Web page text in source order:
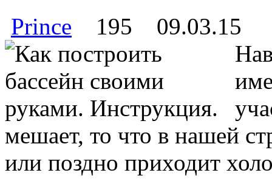
Prince 195
09.03.15
мешает, то что в нашей
или поздно приходит